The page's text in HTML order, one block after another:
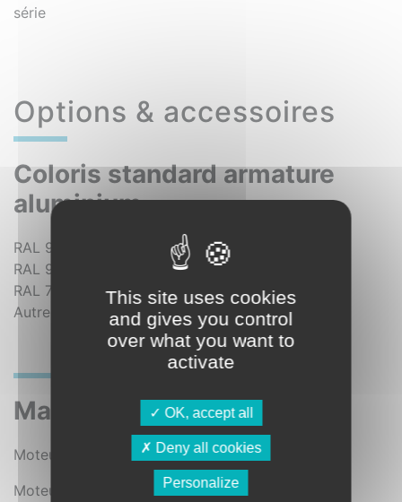
série
Options & accessoires
Coloris standard armature
aluminium
RAL 9010
RAL 9006
RAL 7016
Autres RAL (Option)
Manœuvres
Moteur électrique filaire Nice ®avec inverseur
Moteur radio Nice
avec émetteur (Option)
This site uses cookies
and gives you control
over what you want to
activate
OK, accept all
Deny all cookies
Personalize